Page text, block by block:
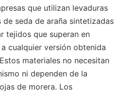
que utilizan levaduras
seda de araña sintetizadas
tejidos que superan en
cualquier versión obtenida
materiales no necesitan
ni dependen de la
de morera. Los